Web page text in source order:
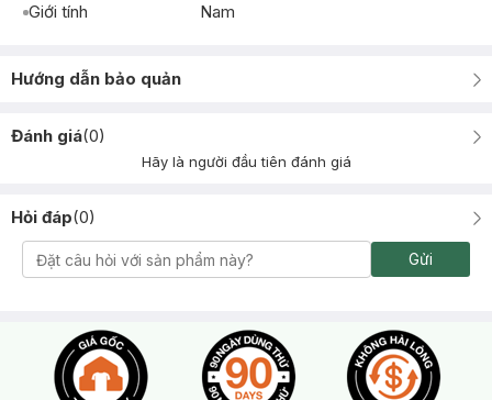
Giới tính
Nam
Hướng dẫn bảo quản
Đánh giá(0)
Hãy là người đầu tiên đánh giá
Hỏi đáp(0)
Gửi